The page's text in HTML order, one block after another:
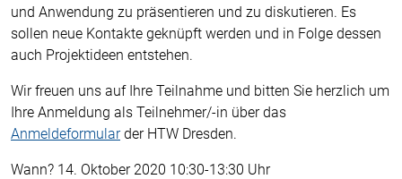
und Anwendung zu präsentieren und zu diskutieren. Es
sollen neue Kontakte geknüpft werden und in Folge dessen
auch Projektideen entstehen.
Wir freuen uns auf Ihre Teilnahme und bitten Sie herzlich um
Ihre Anmeldung als Teilnehmer/-in über das
Anmeldeformularder HTW Dresden.
Wann? 14. Oktober 2020 10:30-13:30 Uhr